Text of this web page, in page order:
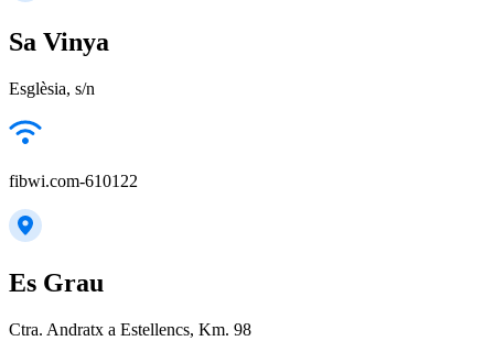
Sa Vinya
Esglèsia, s/n
fibwi.com-610122
Es Grau
Ctra. Andratx a Estellencs, Km. 98